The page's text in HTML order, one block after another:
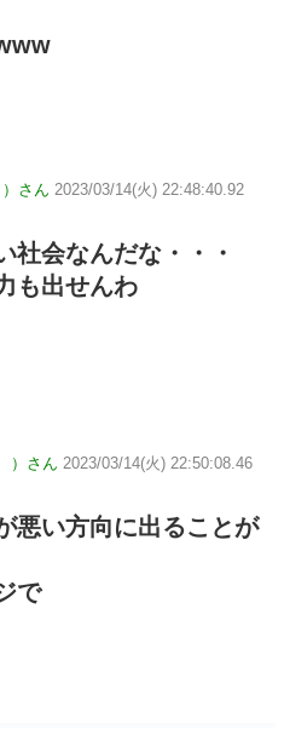
さん 2023/03/14(火) 22:48:40.92
社会なんだな・・・
も出せんわ
）さん 2023/03/14(火) 22:50:08.46
悪い方向に出ることが
で